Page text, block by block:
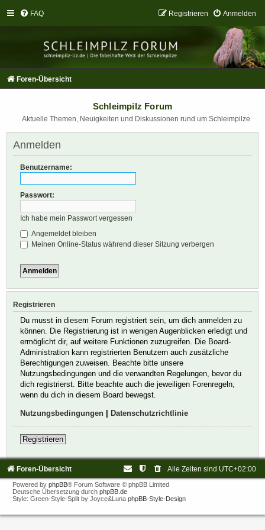
FAQ Anmelden
Registrieren
Foren-Übersicht
Schleimpilz Forum
Aktuelle Themen, Neuigkeiten und Diskussionen rund um Schleimpilze
Anmelden
Benutzername:
Passwort:
Ich habe mein Passwort vergessen
Angemeldet bleiben
Meinen Online-Status während dieser Sitzung verbergen
Registrieren
Du musst in diesem Forum registriert sein, um dich anmelden zu
können. Die Registrierung ist in wenigen Augenblicken erledigt und
ermöglicht dir, auf weitere Funktionen zuzugreifen. Die Board-
Administration kann registrierten Benutzern auch zusätzliche
Berechtigungen zuweisen. Beachte bitte unsere
Nutzungsbedingungen und die verwandten Regelungen, bevor du
dich registrierst. Bitte beachte auch die jeweiligen Forenregeln,
wenn du dich in diesem Board bewegst.
Nutzungsbedingungen Datenschutzrichtlinie
Registrieren
Foren-Übersicht Alle Zeiten sind UTC+02:00
Powered by phpBB® Forum Software © phpBB Limited
Deutsche Übersetzung durch phpBB.de
Style: Green-Style-Split by Joyce&Luna phpBB-Style-Design